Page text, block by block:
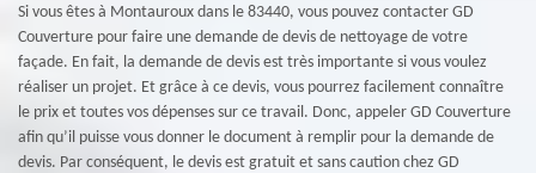
Si vous êtes à Montauroux dans le 83440, vous pouvez contacter GD
Couverture pour faire une demande de devis de nettoyage de votre
façade. En fait, la demande de devis est très importante si vous voulez
réaliser un projet. Et grâce à ce devis, vous pourrez facilement connaître
le prix et toutes vos dépenses sur ce travail. Donc, appeler GD Couverture
afin qu’il puisse vous donner le document à remplir pour la demande de
devis. Par conséquent, le devis est gratuit et sans caution chez GD